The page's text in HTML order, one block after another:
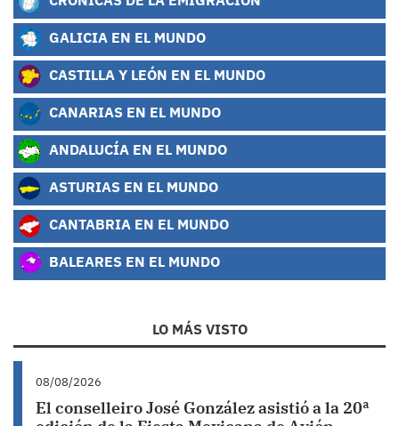
GALICIA EN EL MUNDO
CASTILLA Y LEÓN EN EL MUNDO
CANARIAS EN EL MUNDO
ANDALUCÍA EN EL MUNDO
ASTURIAS EN EL MUNDO
CANTABRIA EN EL MUNDO
BALEARES EN EL MUNDO
LO MÁS VISTO
08/08/2026
El conselleiro José González asistió a la 20ª